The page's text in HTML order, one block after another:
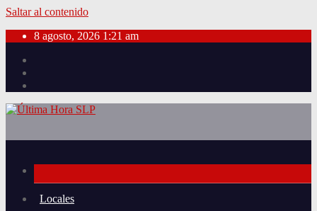
Saltar al contenido
8 agosto, 2026 1:21 am
Locales